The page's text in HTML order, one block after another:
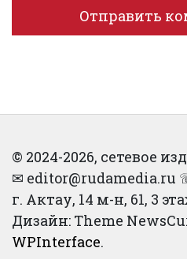
© 2024-2026, сетевое
✉︎ editor@rudamedia.ru
г. Актау, 14 м-н, 61, 3
Дизайн: Theme
WPInterface.